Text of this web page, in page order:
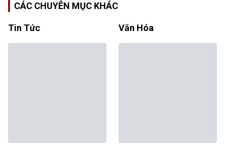
CÁC CHUYÊN MỤC KHÁC
Tin Tức Văn Hóa